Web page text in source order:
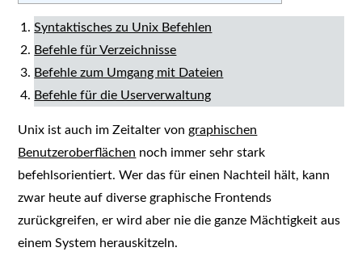
Syntaktisches zu Unix Befehlen
Befehle für Verzeichnisse
Befehle zum Umgang mit Dateien
Befehle für die Userverwaltung
Unix ist auch im Zeitalter von graphischen
Benutzeroberflächen noch immer sehr stark
befehlsorientiert. Wer das für einen Nachteil hält, kann
zwar heute auf diverse graphische Frontends
zurückgreifen, er wird aber nie die ganze Mächtigkeit aus
einem System herauskitzeln.